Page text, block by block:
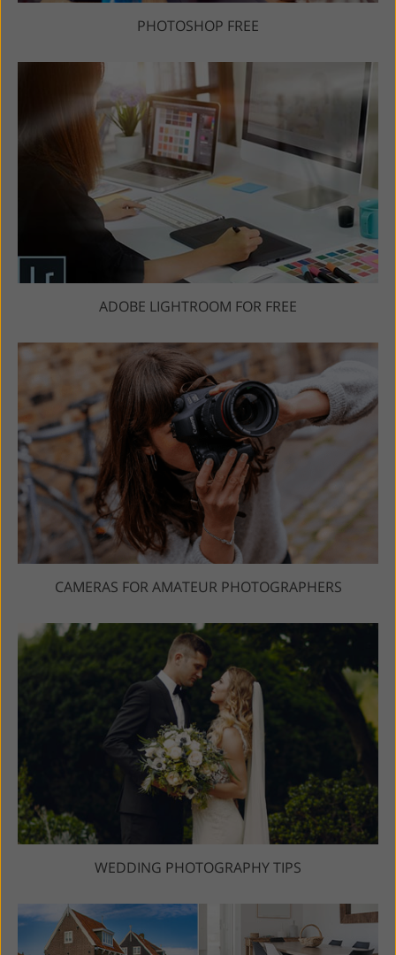
PHOTOSHOP FREE
ADOBE LIGHTROOM FOR FREE
CAMERAS FOR AMATEUR PHOTOGRAPHERS
WEDDING PHOTOGRAPHY TIPS